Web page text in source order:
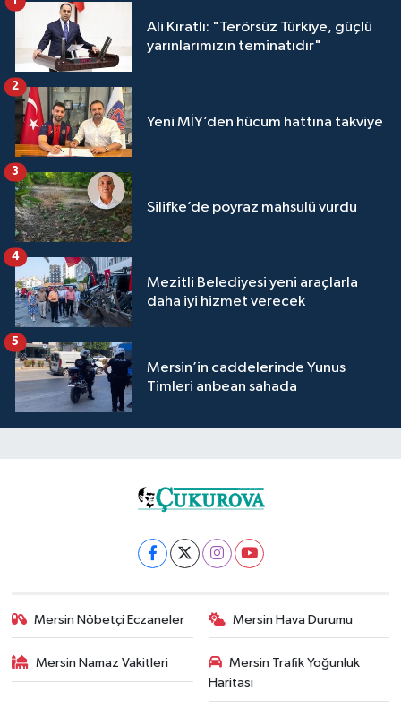
Ali Kıratlı: "Terörsüz Türkiye, güçlü
yarınlarımızın teminatıdır"
Yeni MİY’den hücum hattına takviye
2
Silifke’de poyraz mahsulü vurdu
3
Mezitli Belediyesi yeni araçlarla
daha iyi hizmet verecek
4
Mersin’in caddelerinde Yunus
Timleri anbean sahada
5
Mersin Nöbetçi Eczaneler Mersin Hava Durumu
Mersin Namaz Vakitleri
Mersin Trafik Yoğunluk
Haritası